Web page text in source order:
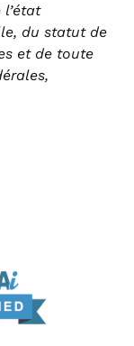
du statut de
et de toute